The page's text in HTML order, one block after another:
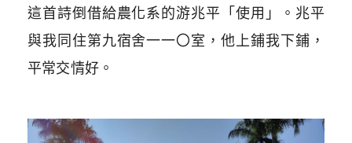
這首詩倒借給農化系的游兆平「使用」。兆平
與我同住第九宿舍一一〇室，他上鋪我下鋪，
平常交情好。